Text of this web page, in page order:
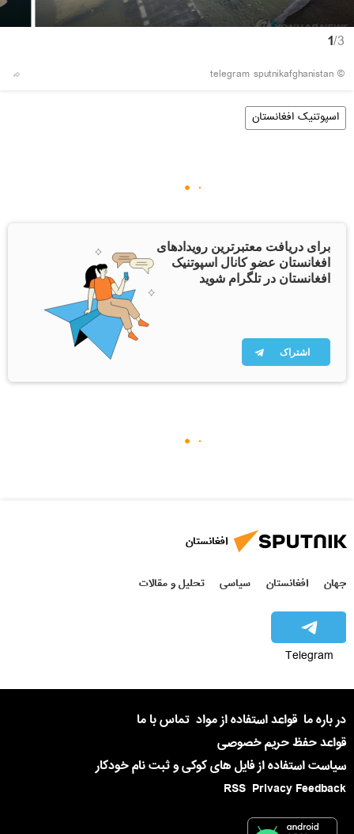
1/3
© telegram sputnikafghanistan
اسپوتنیک افغانستان
برای دریافت معتبرترین رویدادهای
افغانستان عضو کانال اسپوتنیک
افغانستان در تلگرام شوید
اشتراک
افغانستان
جهان افغانستان سیاسی تحلیل و مقالات
Telegram
در باره ما قواعد استفاده از مواد تماس با ما
قواعد حفظ حریم خصوصی
سیاست استفاده از فایل های کوکی و ثبت نام خودکار
Privacy Feedback
RSS